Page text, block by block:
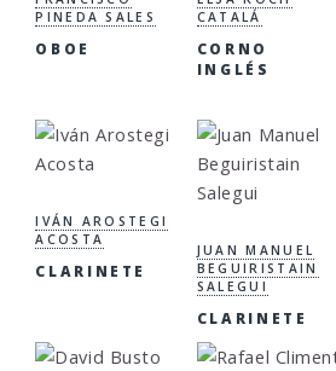
PINEDA SALES
OBOE
CATALÁ
CORNO
INGLÉS
IVÁN AROSTEGI
ACOSTA
CLARINETE
JUAN MANUEL
BEGUIRISTAIN
SALEGUI
CLARINETE